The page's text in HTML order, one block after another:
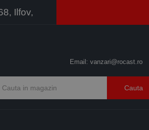
Ilfov,
Email: vanzari@rocast.ro
Cauta